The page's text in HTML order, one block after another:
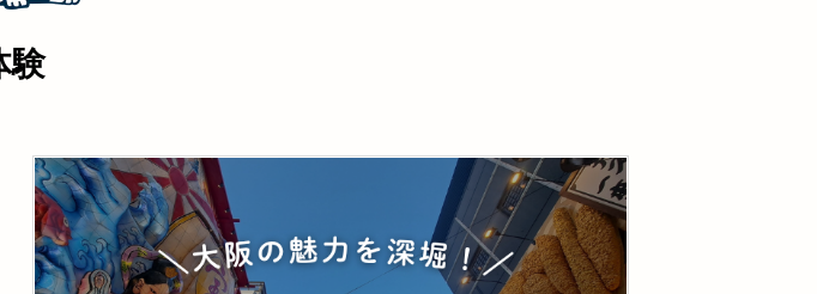
約サイト限
ーン
約サイト限
ーン
験